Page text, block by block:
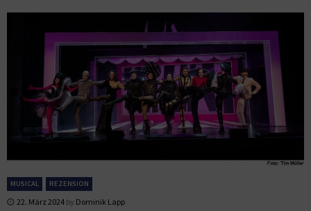
MUSICAL REZENSION
22. März 2024 by Dominik Lapp